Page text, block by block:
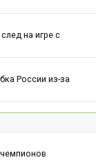
на игре с
России из-за